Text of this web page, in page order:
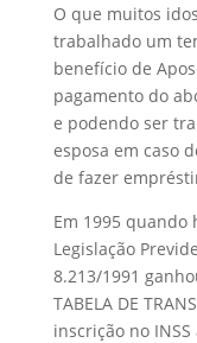
O que muitos
trabalhado um
benefício de
pagamento do
e podendo ser
esposa em caso
de fazer
Em 1995 quando
Legislação
8.213/1991
TABELA DE
inscrição no INSS